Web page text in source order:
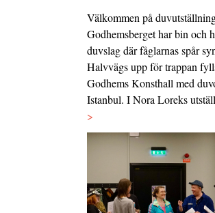
Välkommen på
Godhemsberget har bin och
duvslag där fåglarnas spår
Halvvägs upp för trappan
Godhems Konsthall med
Istanbul. I Nora Loreks
>